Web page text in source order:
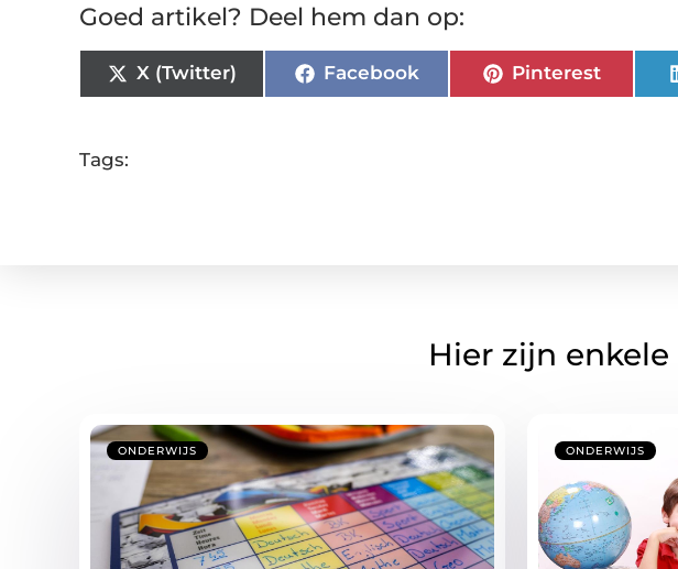
Goed artikel? Deel hem dan op:
X (Twitter) Facebook Pinterest
Tags:
Hier zijn enkele
ONDERWIJS ONDERWIJS